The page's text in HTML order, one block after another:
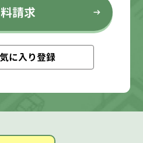
請求
に入り登録